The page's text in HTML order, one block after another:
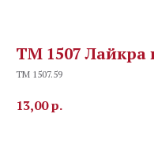
TM 1507 Лайкра
TM 1507.59
13,00р.